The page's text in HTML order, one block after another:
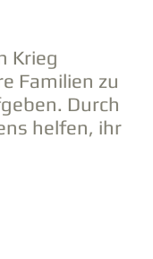
Krieg
Familien zu
Durch
helfen, ihr